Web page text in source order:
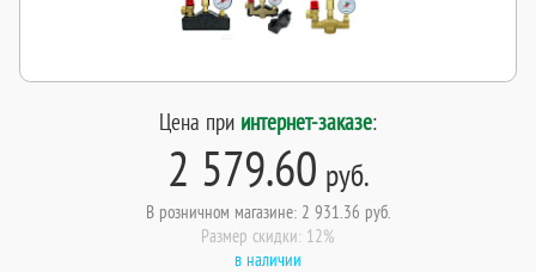
Цена при интернет-заказе:
2 579.60 руб.
В розничном магазине: 2 931.36 руб.
Размер скидки: 12%
в наличии